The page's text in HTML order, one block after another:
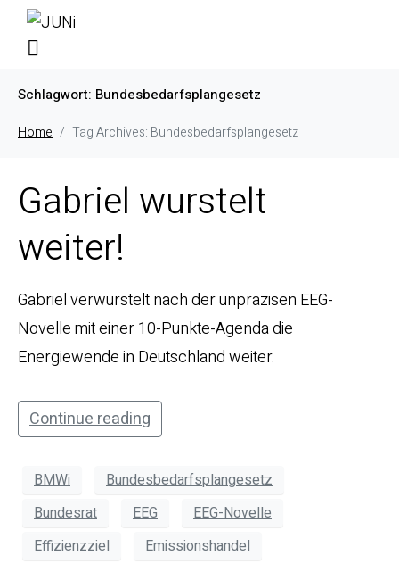
Schlagwort: Bundesbedarfsplangesetz
Home Tag Archives: Bundesbedarfsplangesetz
Gabriel wurstelt
weiter!
Gabriel verwurstelt nach der unpräzisen EEG-
Novelle mit einer 10-Punkte-Agenda die
Energiewende in Deutschland weiter.
Continue reading
BMWi
Bundesbedarfsplangesetz
Bundesrat
EEG
EEG-Novelle
Effizienzziel
Emissionshandel